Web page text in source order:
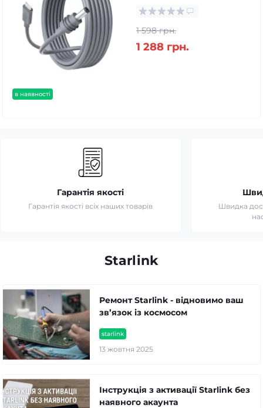
в наявності
1 598 грн.
1 288 грн.
Гарантія якості
Гарантія якості всіх наших товарів
Швидка
Starlink
starlink
13 жовтня 2025
Ремонт Starlink - відновимо ваш
зв’язок із космосом
Інструкція з активації Starlink без
наявного акаунта